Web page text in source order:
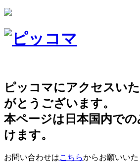
ピッコマにアクセスい
がとうございます。
本ページは日本国内で
けます。
お問い合わせはこちらからお願いいた